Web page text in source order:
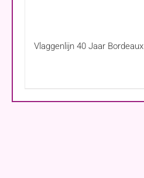
Vlaggenlijn 40 Jaar Bordeaux